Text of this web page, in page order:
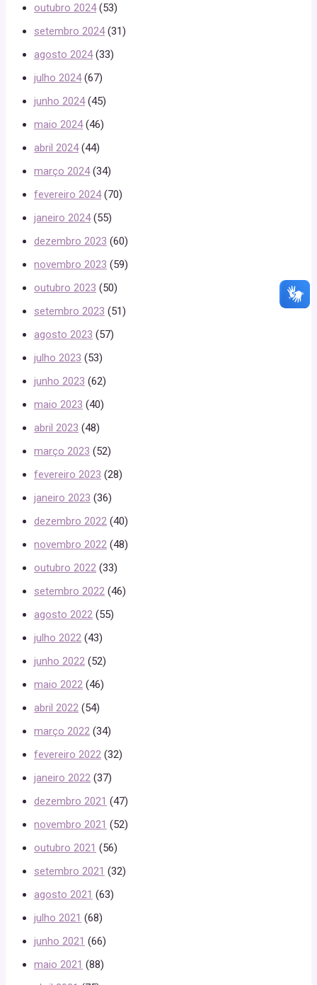
outubro 2024(53)
setembro 2024(31)
agosto 2024(33)
julho 2024(67)
junho 2024(45)
maio 2024(46)
abril 2024(44)
março 2024(34)
fevereiro 2024(70)
janeiro 2024(55)
dezembro 2023 (60)
novembro 2023 (59)
outubro 2023 (50)
setembro 2023 (51)
agosto 2023 (57)
julho 2023 (53)
junho 2023 (62)
maio 2023 (40)
abril 2023 (48)
março 2023 (52)
fevereiro 2023 (28)
janeiro 2023 (36)
dezembro 2022 (40)
novembro 2022 (48)
outubro 2022 (33)
setembro 2022 (46)
agosto 2022 (55)
julho 2022 (43)
junho 2022 (52)
maio 2022 (46)
abril 2022 (54)
março 2022 (34)
fevereiro 2022 (32)
janeiro 2022 (37)
dezembro 2021 (47)
novembro 2021 (52)
outubro 2021 (56)
setembro 2021 (32)
agosto 2021 (63)
julho 2021 (68)
junho 2021 (66)
maio 2021 (88)